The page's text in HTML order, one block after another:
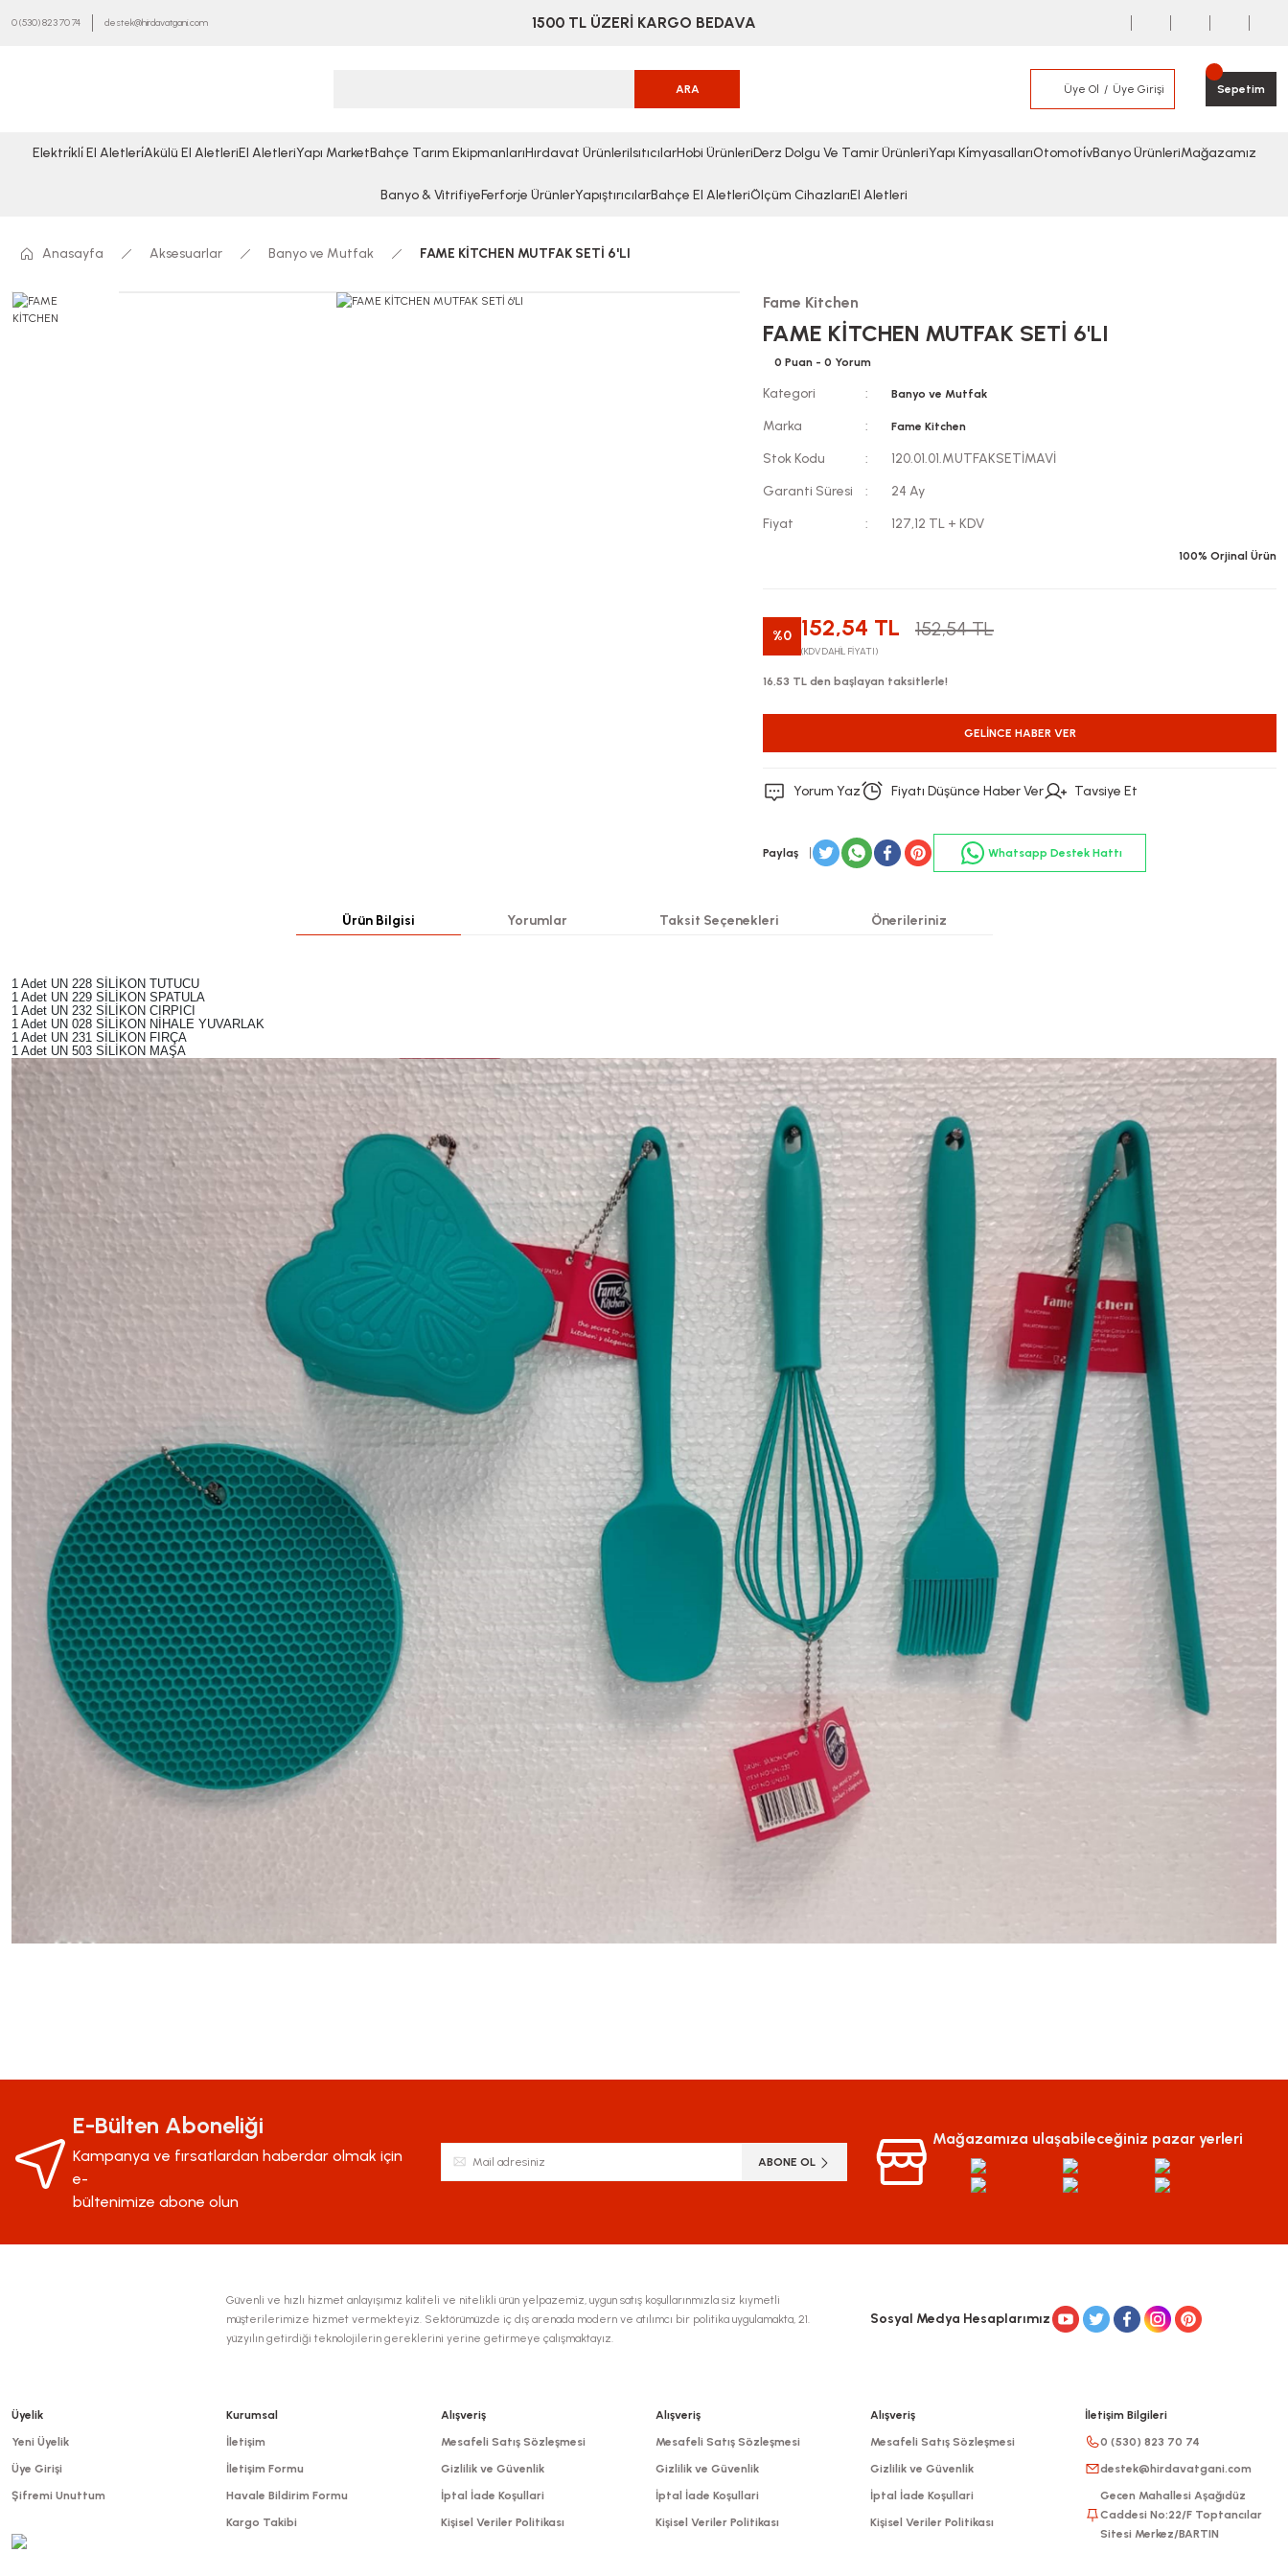
0 (530) 823 70 74 destek@hirdavatgani.com 1500 TL ÜZERİ KARGO BEDAVA
ARA Üye Ol Üye Girişi Sepetim
Elektri̇kli̇ El Aletleri̇Akülü El AletleriEl AletleriYapı MarketBahçe Tarım EkipmanlarıHırdavat ÜrünleriIsıtıcılarHobi ÜrünleriDerz Dolgu Ve Tamir ÜrünleriYapı Ki̇myasallarıOtomoti̇vBanyo ÜrünleriMağazamız
Banyo & VitrifiyeFerforje ÜrünlerYapıştırıcılarBahçe El AletleriÖlçüm CihazlarıEl Aletleri
Anasayfa Aksesuarlar Banyo ve Mutfak FAME KİTCHEN MUTFAK SETİ 6'LI
Fame Kitchen
FAME KİTCHEN MUTFAK SETİ 6'LI
0 Puan - 0 Yorum
Kategori Banyo ve Mutfak
Marka Fame Kitchen
Stok Kodu
120.01.01.MUTFAKSETİMAVİ
Garanti Süresi
24 Ay
Fiyat
127,12 TL + KDV
100% Orjinal Ürün
%0 152,54 TL 152,54 TL
(KDV DAHİL FİYATI)
16,53 TL den başlayan taksitlerle!
GELINCE HABER VER
Yorum Yaz Fiyatı Düşünce Haber Ver Tavsiye Et
Paylaş Whatsapp Destek Hattı
Ürün Bilgisi Yorumlar Taksit Seçenekleri Önerileriniz
1 Adet UN 228 SİLİKON TUTUCU
1 Adet UN 229 SİLİKON SPATULA
1 Adet UN 232 SİLİKON CIRPICI
1 Adet UN 028 SİLİKON NİHALE YUVARLAK
1 Adet UN 231 SİLİKON FIRÇA
1 Adet UN 503 SİLİKON MAŞA
Bu ürüne ilk yorumu siz yapın!
Ürün resmi kalitesiz, bozuk veya görüntülenemiyor.
Ürün açıklamasında eksik bilgiler bulunuyor.
Ürün bilgilerinde hatalar bulunuyor.
Ürün fiyatı diğer sitelerden daha pahalı.
E-Bülten Aboneliği
Kampanya ve fırsatlardan haberdar olmak için
e-
bültenimize abone olun
ABONE OL
Mağazamıza ulaşabileceğiniz pazar yerleri
Güvenli ve hızlı hizmet anlayışımız kaliteli ve nitelikli ürün yelpazemiz, uygun satış koşullarınmızla siz kıymetli
müşterilerimize hizmet vermekteyiz. Sektörümüzde iç dış arenada modern ve atılımcı bir politika uygulamakta, 21.
yüzyılın getirdiği teknolojilerin gereklerini yerine getirmeye çalışmaktayız.
Sosyal Medya Hesaplarımız
Üyelik
Yeni Üyelik
Üye Girişi
Şifremi Unuttum
Kurumsal
İletişim
İletişim Formu
Havale Bildirim Formu
Kargo Takibi
Alışveriş
Mesafeli Satış Sözleşmesi
Gizlilik ve Güvenlik
İptal İade Koşullari
Kişisel Veriler Politikası
Alışveriş
Mesafeli Satış Sözleşmesi
Gizlilik ve Güvenlik
İptal İade Koşullari
Kişisel Veriler Politikası
Alışveriş
Mesafeli Satış Sözleşmesi
Gizlilik ve Güvenlik
İptal İade Koşullari
Kişisel Veriler Politikası
İletişim Bilgileri
0 (530) 823 70 74
destek@hirdavatgani.com
Gecen Mahallesi Aşağıdüz
Caddesi No:22/F Toptancılar
Sitesi Merkez/BARTIN